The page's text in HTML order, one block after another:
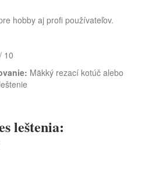
hobby aj profi používateľov.
10
Mäkký rezací kotúč alebo
leštenia: